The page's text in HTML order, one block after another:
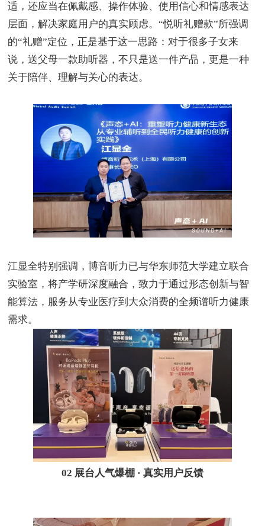
适，还应当在佩戴感、操作体验、使用信心和情感表达
层面，解决家庭用户的真实顾虑。“悦听礼赠款”所强调
的“礼赠”定位，正是基于这一思路：对于很多子女来
说，送父母一款助听器，不只是送一件产品，更是一种
关于陪伴、理解与关心的表达。
江显全特别强调，博音听力已与华东师范大学建立联合
实验室，将产学研深度融合，致力于通过形态创新与智
能算法，服务从专业医疗到大众消费的全频谱听力健康
需求。
02 展台人气爆棚 · 真实用户反馈